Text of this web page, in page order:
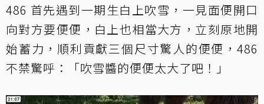
486 首先遇到一期生白上吹雪，一見面便開口
向對方要便便，白上也相當大方，立刻原地開
始蓄力，順利貢獻三個尺寸驚人的便便，486
不禁驚呼：「吹雪醬的便便太大了吧！」